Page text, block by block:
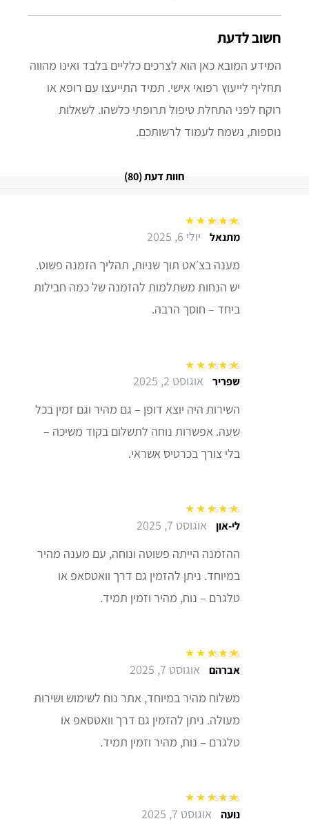
חשוב לדעת
המידע המובא כאן הוא לצרכים כלליים בלבד ואינו מהווה
תחליף לייעוץ רפואי אישי. תמיד התייעצו עם רופא או
רוקח לפני התחלת טיפול תרופתי כלשהו. לשאלות
נוספות, נשמח לעמוד לרשותכם.
חוות דעת (80)
דורג5מתוך 5מתנאל יולי 6, 2025
מענה בצ׳אט תוך שניות, תהליך הזמנה פשוט.
יש הנחות משתלמות להזמנה של כמה חבילות
ביחד – חוסך הרבה.
דורג5מתוך 5שפריר אוגוסט 2, 2025
השירות היה יוצא דופן – גם מהיר וגם זמין בכל
שעה. אפשרות נוחה לתשלום בקוד משיכה –
בלי צורך בכרטיס אשראי.
דורג5מתוך 5לי-און אוגוסט 7, 2025
ההזמנה הייתה פשוטה ונוחה, עם מענה מהיר
במיוחד. ניתן להזמין גם דרך וואטסאפ או
טלגרם – נוח, מהיר וזמין תמיד.
דורג5מתוך 5אברהם אוגוסט 7, 2025
משלוח מהיר במיוחד, אתר נוח לשימוש ושירות
מעולה. ניתן להזמין גם דרך וואטסאפ או
טלגרם – נוח, מהיר וזמין תמיד.
דורג5מתוך 5 נועה אוגוסט 7, 2025